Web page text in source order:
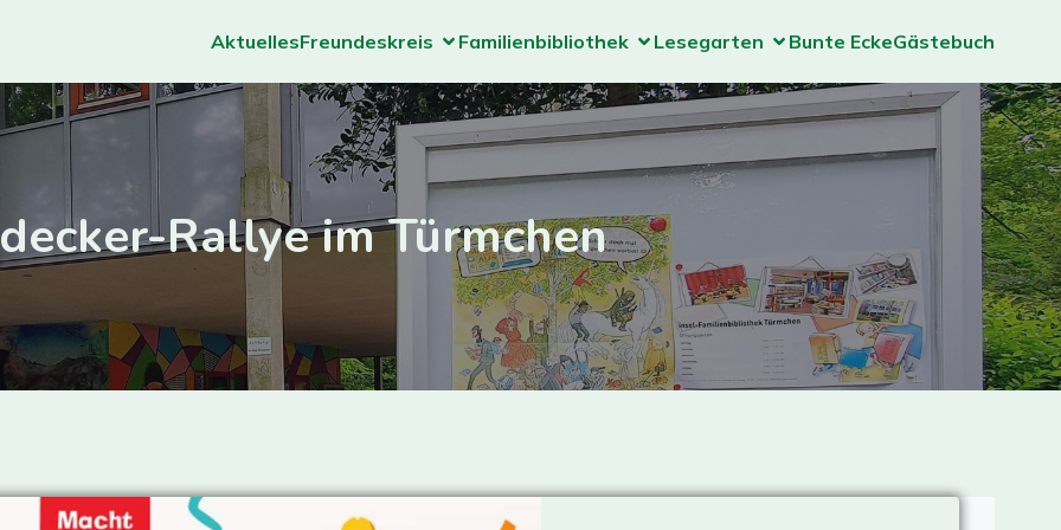
AktuellesFreundeskreis Familienbibliothek Lesegarten Bunte EckeGästebuch
Rallye im Türmchen